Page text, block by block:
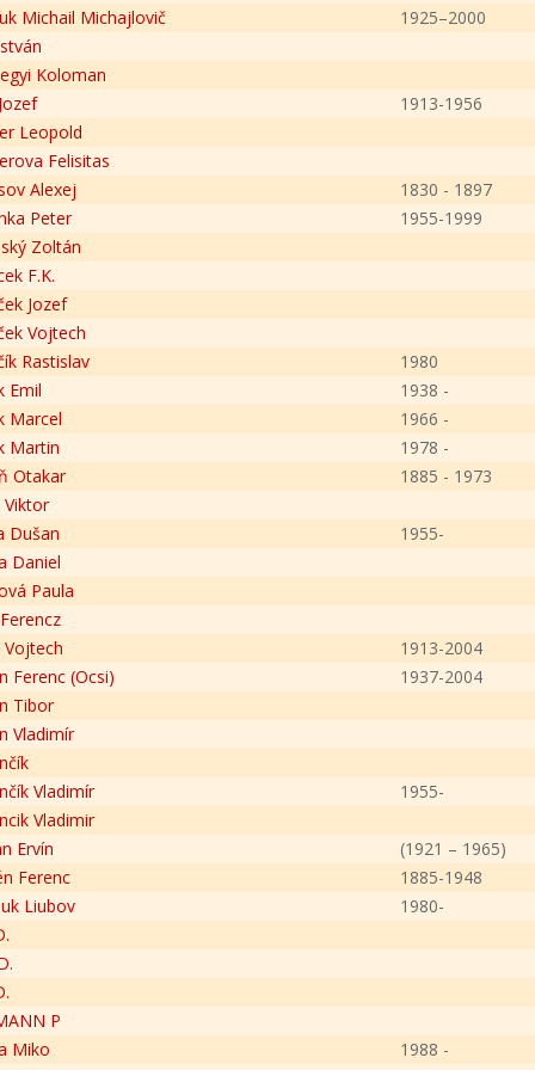
Michail Michajlovič
1925–2000
Koloman
1913-1956
Leopold
Felisitas
Alexej
1830 - 1897
Peter
1955-1999
Zoltán
F.K.
Jozef
Vojtech
Rastislav
1980
Emil
1938 -
Marcel
1966 -
Martin
1978 -
Otakar
1885 - 1973
Viktor
Dušan
1955-
Daniel
Paula
Vojtech
1913-2004
Ferenc (Ocsi)
1937-2004
Tibor
Vladimír
Vladimír
1955-
Vladimir
Ervín
(1921 – 1965)
Ferenc
1885-1948
Liubov
1980-
P
Miko
1988 -